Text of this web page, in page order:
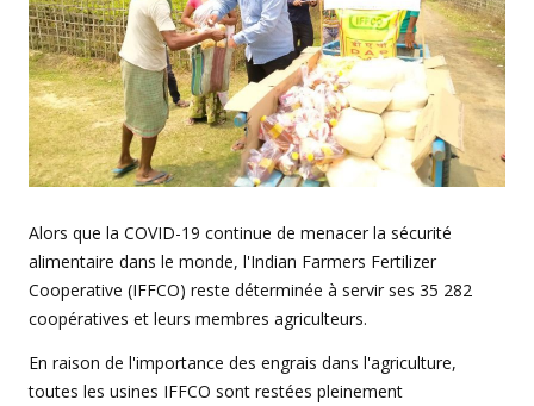
Alors que la COVID-19 continue de menacer la sécurité
alimentaire dans le monde, l'Indian Farmers Fertilizer
Cooperative (IFFCO) reste déterminée à servir ses 35 282
coopératives et leurs membres agriculteurs.
En raison de l'importance des engrais dans l'agriculture,
toutes les usines IFFCO sont restées pleinement